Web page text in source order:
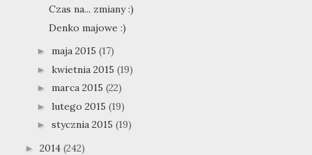
Czas na... zmiany :)
Denko majowe :)
► maja 2015 (17)
► kwietnia 2015 (19)
► marca 2015 (22)
► lutego 2015 (19)
► stycznia 2015 (19)
► 2014 (242)